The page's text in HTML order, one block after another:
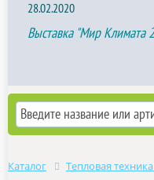
28.02.2020
Выставка "Мир Климата
Каталог
Тепловая